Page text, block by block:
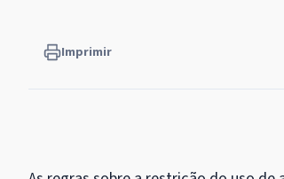
Imprimir